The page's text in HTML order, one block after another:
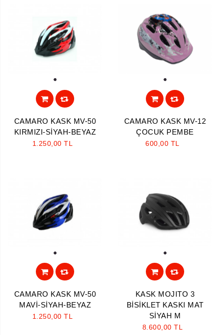
CAMARO KASK MV-50
KIRMIZI-SİYAH-BEYAZ
1.250,00 TL
CAMARO KASK MV-12
ÇOCUK PEMBE
600,00 TL
CAMARO KASK MV-50
MAVİ-SİYAH-BEYAZ
1.250,00 TL
KASK MOJITO 3
BİSİKLET KASKI MAT
SİYAH M
8.600,00 TL